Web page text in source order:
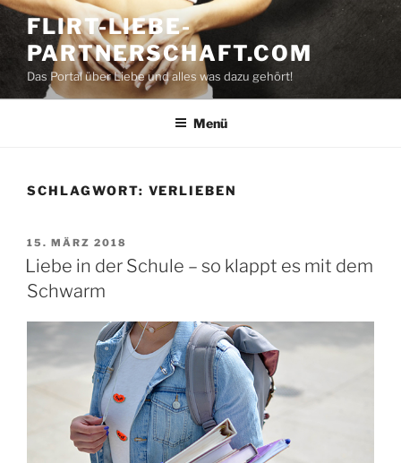
Zum
Inhalt
springen
FLIRT-LIEBE-
PARTNERSCHAFT.COM
Das Portal über Liebe und alles was dazu gehört!
Menü
SCHLAGWORT: VERLIEBEN
VERÖFFENTLICHT
AM
15. MÄRZ 2018
Liebe in der Schule – so klappt es mit dem
Schwarm